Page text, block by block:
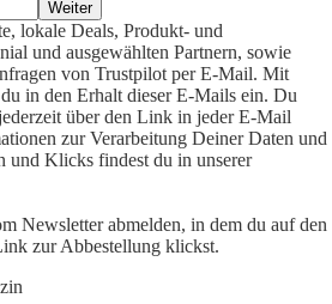
Weiter
lokale Deals, Produkt- und
und ausgewählten Partnern, sowie
von Trustpilot per E-Mail. Mit
in den Erhalt dieser E-Mails ein. Du
über den Link in jeder E-Mail
zur Verarbeitung Deiner Daten und
und Klicks findest du in unserer
Newsletter abmelden, in dem du auf den
zur Abbestellung klickst.